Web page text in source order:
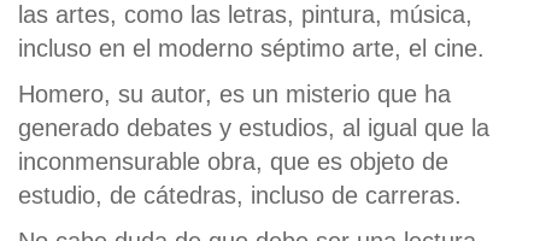
las artes, como las letras, pintura, música,
incluso en el moderno séptimo arte, el cine.
Homero, su autor, es un misterio que ha
generado debates y estudios, al igual que la
inconmensurable obra, que es objeto de
estudio, de cátedras, incluso de carreras.